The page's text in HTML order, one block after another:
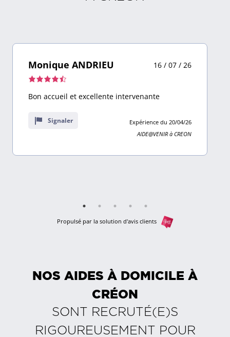
Monique ANDRIEU
16 / 07 / 26
Note
de
sur
Bon accueil et excellente intervenante
Signaler
Expérience du 20/04/26
AIDE@VENIR à CREON
Propulsé par la solution d'avis clients
NOS AIDES À DOMICILE À
CRÉON
SONT RECRUTÉ(E)S
RIGOUREUSEMENT POUR